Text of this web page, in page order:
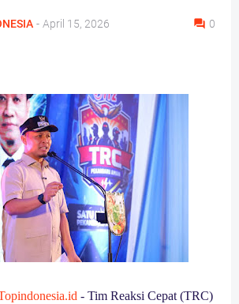
- April 15, 2026 0
- Tim Reaksi Cepat (TRC)